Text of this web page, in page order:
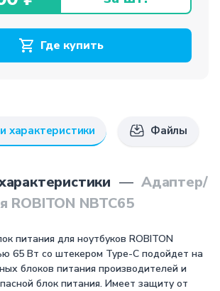
Где купить
характеристики Файлы
— Адаптер/
ROBITON NBTC65
питания для ноутбуков ROBITON
65 Вт со штекером Type-C подойдет на
блоков питания производителей и
блок питания. Имеет защиту от